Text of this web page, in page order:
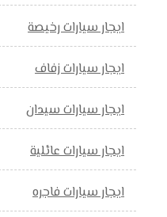
ايجار سيارات رخيصة
ايجار سيارات زفاف
ايجار سيارات سيدان
ايجار سيارات عائلية
ايجار سيارات فاجره